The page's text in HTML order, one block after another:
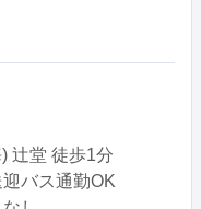
辻堂 徒歩1分
バス通勤OK